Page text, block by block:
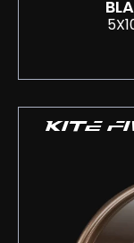
KITE